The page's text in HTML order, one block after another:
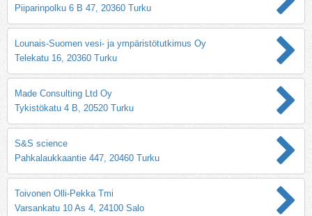
Piiparinpolku 6 B 47, 20360 Turku
Lounais-Suomen vesi- ja ympäristötutkimus Oy
Telekatu 16, 20360 Turku
Made Consulting Ltd Oy
Tykistökatu 4 B, 20520 Turku
S&S science
Pahkalaukkaantie 447, 20460 Turku
Toivonen Olli-Pekka Tmi
Varsankatu 10 As 4, 24100 Salo